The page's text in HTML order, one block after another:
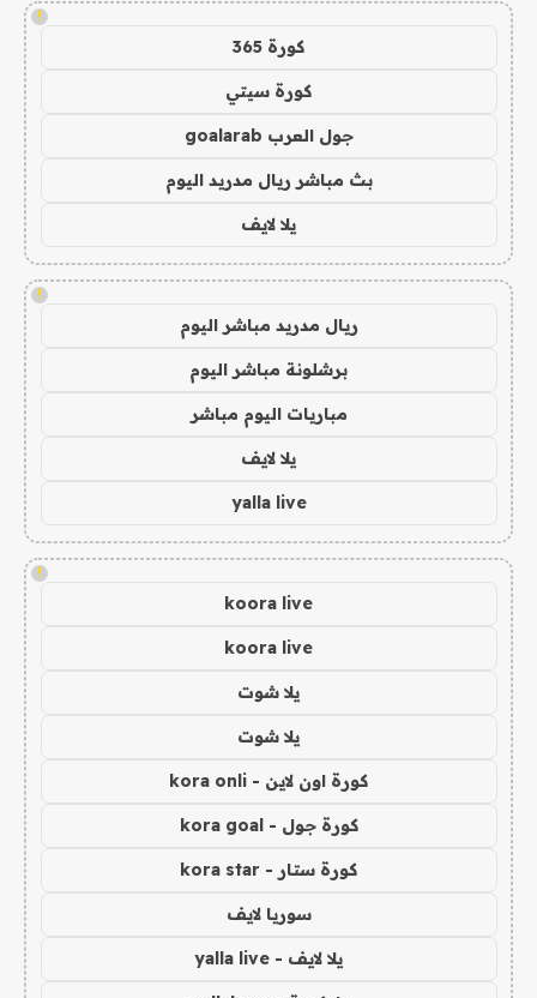
!
كورة 365
كورة سيتي
جول العرب goalarab
بث مباشر ريال مدريد اليوم
يلا لايف
!
ريال مدريد مباشر اليوم
برشلونة مباشر اليوم
مباريات اليوم مباشر
يلا لايف
yalla live
!
koora live
koora live
يلا شوت
يلا شوت
كورة اون لاين - kora onli
كورة جول - kora goal
كورة ستار - kora star
سوريا لايف
يلا لايف - yalla live